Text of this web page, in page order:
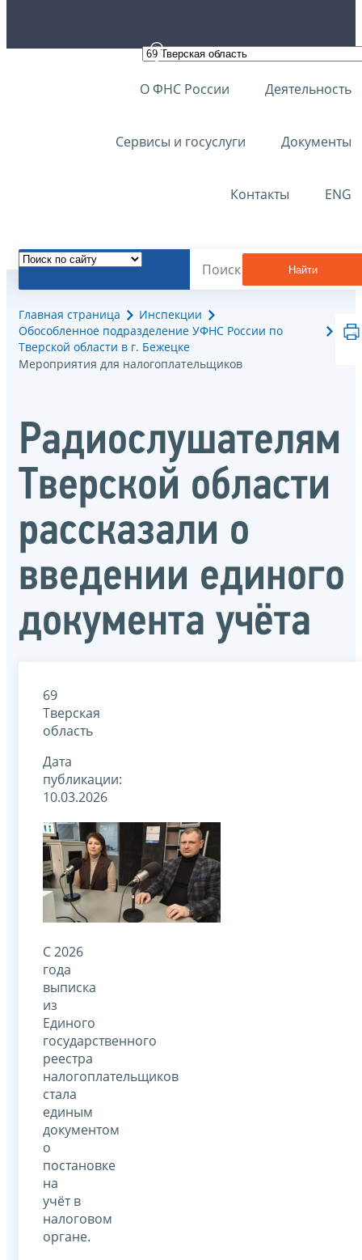
О ФНС России Деятельность
Сервисы и госуслуги Документы
Контакты ENG
Найти
Главная страница
Инспекции
Обособленное подразделение УФНС России по
Тверской области в г. Бежецке
Мероприятия для налогоплательщиков
Радиослушателям
Тверской области
рассказали о
введении единого
документа учёта
69
Тверская
область
Дата
публикации:
10.03.2026
С 2026
года
выписка
из
Единого
государственного
реестра
налогоплательщиков
стала
единым
документом
о
постановке
на
учёт в
налоговом
органе.